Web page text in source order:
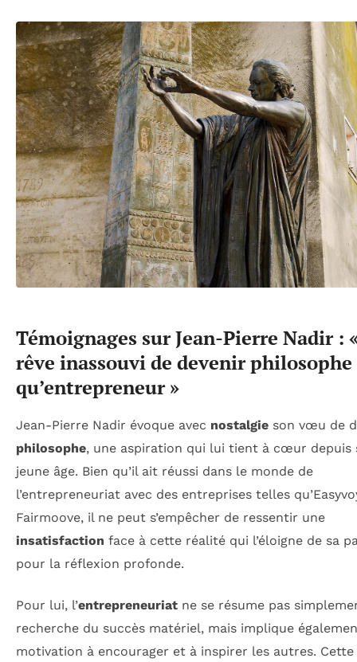
Témoignages sur Jean-Pierre Nadir :
rêve inassouvi de devenir
qu’entrepreneur »
Jean-Pierre Nadir évoque avec nostalgie son vœu de
philosophe, une aspiration qui lui tient à cœur depuis
jeune âge. Bien qu’il ait réussi dans le monde de
l’entrepreneuriat avec des entreprises telles
Fairmoove, il ne peut s’empêcher de ressentir une
insatisfaction face à cette réalité qui l’éloigne de sa
pour la réflexion profonde.
Pour lui, l’entrepreneuriat ne se résume pas
recherche du succès matériel, mais implique
motivation à encourager et à inspirer les autres. Cette